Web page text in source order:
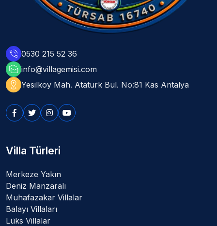
phone_in_talk 0530 215 52 36
mark_as_unread info@villagemisi.com
distance Yesilkoy Mah. Ataturk Bul. No:81 Kas Antalya
Villa Türleri
Merkeze Yakın
Deniz Manzaralı
Muhafazakar Villalar
Balayı Villaları
Lüks Villalar